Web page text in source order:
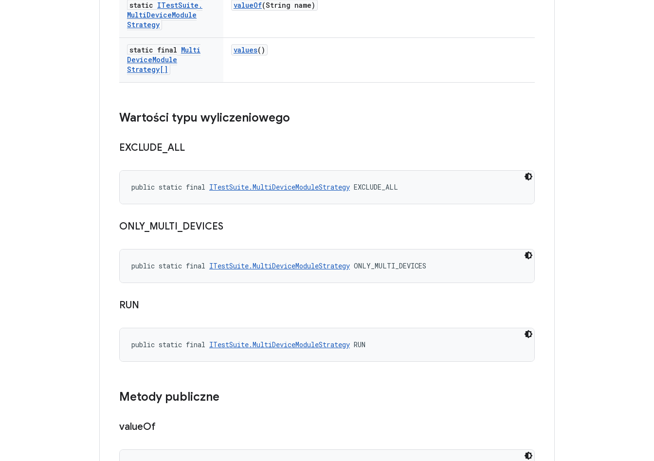
static ITestSuite .
MultiDeviceModule
Strategy
valueOf(String name)
static final Multi
DeviceModule
Strategy[]
values()
Wartości typu wyliczeniowego
EXCLUDE ALL
public static final ITestSuite.MultiDeviceModuleStrategy EXCLUDE_ALL
ONLY_ MULTI DEVICES
public static final ITestSuite.MultiDeviceModuleStrategy ONLY_MULTI_DEVICES
RUN
public static final ITestSuite.MultiDeviceModuleStrategy RUN
Metody publiczne
valueOf